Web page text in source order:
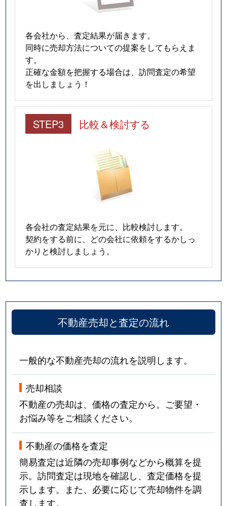
各会社から、査定結果が届きます。
同時に売却方法についての提案をしてもらえま
す。
正確な金額を把握する場合は、訪問査定の希望
を出しましょう！
STEP3 比較＆検討する
各会社の査定結果を元に、比較検討します。
契約をする前に、どの会社に依頼をするかしっ
かりと検討しましょう。
不動産売却と査定の流れ
一般的な不動産売却の流れを説明します。
売却相談
不動産の売却は、価格の査定から。ご要望・
お悩み等をご相談ください。
不動産の価格を査定
簡易査定は近隣の売却事例などから概算を提
示。訪問査定は現地を確認し、査定価格を提
示します。また、必要に応じて売却物件を調
査します。